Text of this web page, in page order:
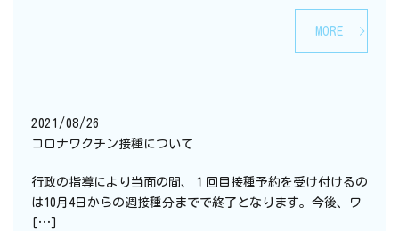
MORE
2021/08/26
コロナワクチン接種について
行政の指導により当面の間、１回目接種予約を受け付けるの
は10月4日からの週接種分までで終了となります。今後、ワ
[…]